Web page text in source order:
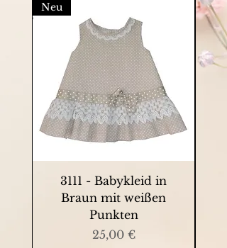
Neu
3111 - Babykleid in
Braun mit weißen
Punkten
Preis
25,00 €